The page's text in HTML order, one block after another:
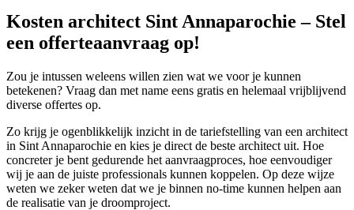
Kosten architect Sint Annaparochie – Stel
een offerteaanvraag op!
Zou je intussen weleens willen zien wat we voor je kunnen
betekenen? Vraag dan met name eens gratis en helemaal vrijblijvend
diverse offertes op.
Zo krijg je ogenblikkelijk inzicht in de tariefstelling van een architect
in Sint Annaparochie en kies je direct de beste architect uit. Hoe
concreter je bent gedurende het aanvraagproces, hoe eenvoudiger
wij je aan de juiste professionals kunnen koppelen. Op deze wijze
weten we zeker weten dat we je binnen no-time kunnen helpen aan
de realisatie van je droomproject.